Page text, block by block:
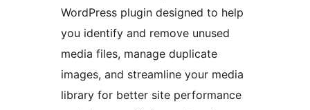
WordPress plugin designed to help
you identify and remove unused
media files, manage duplicate
images, and streamline your media
library for better site performance